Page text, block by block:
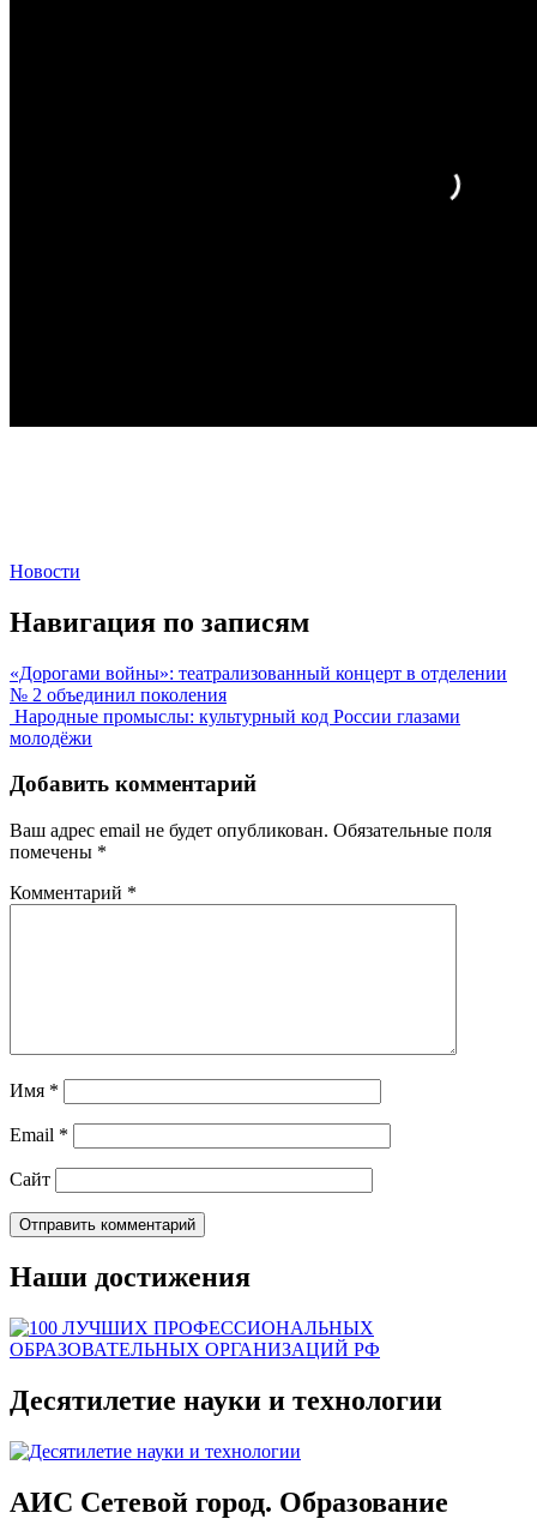
Новости
Навигация по записям
«Дорогами войны»: театрализованный концерт в отделении
№ 2 объединил поколения
Народные промыслы: культурный код России глазами
молодёжи
Добавить комментарий
Ваш адрес email не будет опубликован. Обязательные поля
помечены *
Комментарий *
Имя *
Email *
Сайт
Наши достижения
Десятилетие науки и технологии
АИС Сетевой город. Образование